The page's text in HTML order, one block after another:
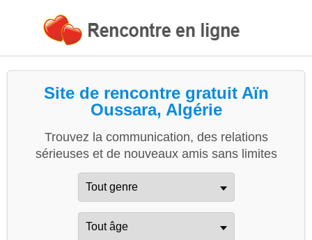
Site de rencontre gratuit Aïn
Oussara, Algérie
Trouvez la communication, des relations
sérieuses et de nouveaux amis sans limites